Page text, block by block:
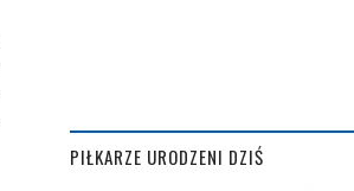
PIŁKARZE URODZENI DZIŚ